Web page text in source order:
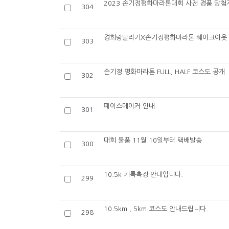
304
2023 손기정평화마라톤대회 사전 경품 당첨
303
경희랑달리기X손기정평화마라톤 쉐이크아웃
302
손기정 평화마라톤 FULL, HALF 코스도 공개
301
페이스메이커 안내
300
대회 물품 11월 10일부터 택배발송
299
10.5k 기록측정 안내입니다.
298
10.5km , 5km 코스도 안내드립니다.